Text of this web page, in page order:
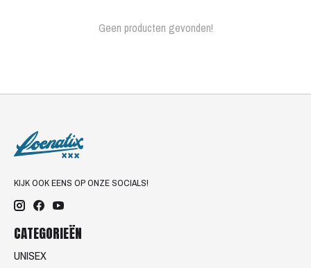
Geen producten gevonden!
KIJK OOK EENS OP ONZE SOCIALS!
CATEGORIEËN
UNISEX